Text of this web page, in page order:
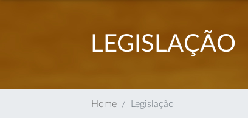
LEGISLAÇÃO
Home Legislação